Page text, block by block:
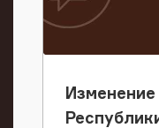
Изменение